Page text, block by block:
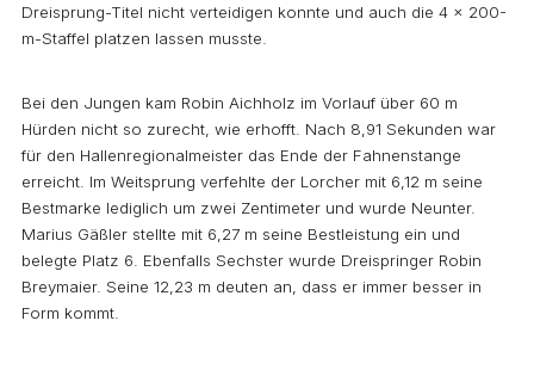
Dreisprung-Titel nicht verteidigen konnte und auch die 4 x 200-
m-Staffel platzen lassen musste.
Bei den Jungen kam Robin Aichholz im Vorlauf über 60 m
Hürden nicht so zurecht, wie erhofft. Nach 8,91 Sekunden war
für den Hallenregionalmeister das Ende der Fahnenstange
erreicht. Im Weitsprung verfehlte der Lorcher mit 6,12 m seine
Bestmarke lediglich um zwei Zentimeter und wurde Neunter.
Marius Gäßler stellte mit 6,27 m seine Bestleistung ein und
belegte Platz 6. Ebenfalls Sechster wurde Dreispringer Robin
Breymaier. Seine 12,23 m deuten an, dass er immer besser in
Form kommt.